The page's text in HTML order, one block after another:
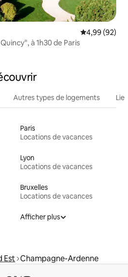
Évaluation
4,99 (92)
à 1h30 de Paris
Autres types de logements
Paris
Locations de vacances
Lyon
Locations de vacances
Bruxelles
Locations de vacances
Afficher plus
Est Champagne-Ardenne